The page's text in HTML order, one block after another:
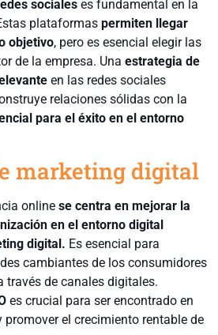
sociales es fundamental en la
plataformas permiten llegar
objetivo, pero es esencial elegir las
de la empresa. Una estrategia de
en las redes sociales
relaciones sólidas con la
para el éxito en el entorno
marketing digital
online se centra en mejorar la
en el entorno digital
digital. Es esencial para
cambiantes de los consumidores
través de canales digitales.
es crucial para ser encontrado en
promover el crecimiento rentable de